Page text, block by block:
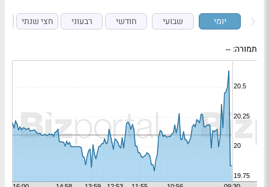
יומי שבועי חודשי רבעוני חצי שנתי
תמורה: --